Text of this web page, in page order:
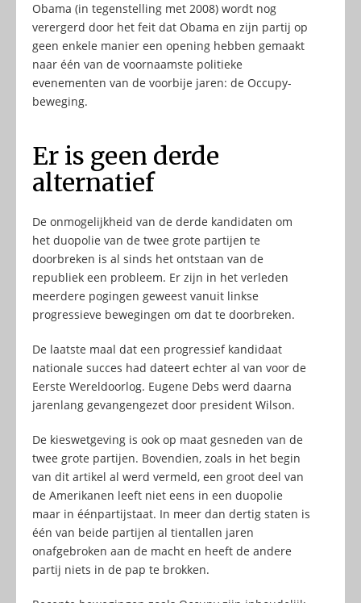
Obama (in tegenstelling met 2008) wordt nog
verergerd door het feit dat Obama en zijn partij op
geen enkele manier een opening hebben gemaakt
naar één van de voornaamste politieke
evenementen van de voorbije jaren: de Occupy-
beweging.
Er is geen derde
alternatief
De onmogelijkheid van de derde kandidaten om
het duopolie van de twee grote partijen te
doorbreken is al sinds het ontstaan van de
republiek een probleem. Er zijn in het verleden
meerdere pogingen geweest vanuit linkse
progressieve bewegingen om dat te doorbreken.
De laatste maal dat een progressief kandidaat
nationale succes had dateert echter al van voor de
Eerste Wereldoorlog. Eugene Debs werd daarna
jarenlang gevangengezet door president Wilson.
De kieswetgeving is ook op maat gesneden van de
twee grote partijen. Bovendien, zoals in het begin
van dit artikel al werd vermeld, een groot deel van
de Amerikanen leeft niet eens in een duopolie
maar in éénpartijstaat. In meer dan dertig staten is
één van beide partijen al tientallen jaren
onafgebroken aan de macht en heeft de andere
partij niets in de pap te brokken.